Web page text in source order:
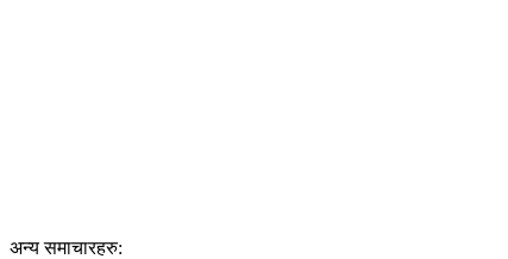
अन्य समाचारहरु: